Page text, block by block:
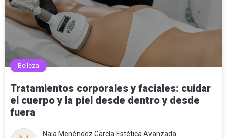
Belleza
Tratamientos corporales y faciales: cuidar
el cuerpo y la piel desde dentro y desde
fuera
Naia Menéndez García Estética Avanzada